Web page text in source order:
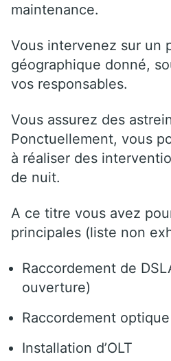
maintenance.
Vous intervenez sur un
géographique donné,
vos responsables.
Vous assurez des
Ponctuellement, vous
à réaliser des
de nuit.
A ce titre vous avez
principales (liste non
Raccordement de
ouverture)
Raccordement
Installation d’OLT